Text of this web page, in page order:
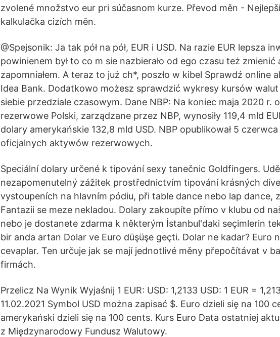
zvolené množstvo eur pri súčasnom kurze. Převod měn -
kalkulačka cizích měn.
@Spejsonik: Ja tak pół na pół, EUR i USD. Na razie EUR lepsza
powinienem był to co m sie nazbierało od ego czasu też zmienić
zapomniałem. A teraz to już ch*, poszło w kibel Sprawdź online
Idea Bank. Dodatkowo możesz sprawdzić wykresy kursów
siebie przedziale czasowym. Dane NBP: Na koniec maja 2020 r.
rezerwowe Polski, zarządzane przez NBP, wynosiły 119,4 mld
dolary amerykańskie 132,8 mld USD. NBP opublikował 5
oficjalnych aktywów rezerwowych.
Speciální dolary určené k tipování sexy tanečnic Goldfingers.
nezapomenutelný zážitek prostřednictvím tipování krásných
vystoupeních na hlavním pódiu, při table dance nebo lap dance,
Fantazii se meze nekladou. Dolary zakoupíte přímo v klubu od
nebo je dostanete zdarma k některým İstanbul'daki seçimlerin
bir anda artan Dolar ve Euro düşüşe geçti. Dolar ne kadar? Euro
cevaplar. Ten určuje jak se mají jednotlivé měny přepočítávat v
firmách.
Przelicz Na Wynik Wyjaśnij 1 EUR: USD: 1,2133 USD: 1 EUR =
11.02.2021 Symbol USD można zapisać $. Euro dzieli się na 100
amerykański dzieli się na 100 cents. Kurs Euro Data ostatniej
z Międzynarodowy Fundusz Walutowy.